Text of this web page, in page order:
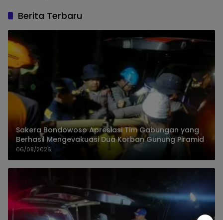
Berita Terbaru
Sakera Bondowoso Apresiasi Tim Gabungan yang
Berhasil Mengevakuasi Dua Korban Gunung Piramid
06/08/2026